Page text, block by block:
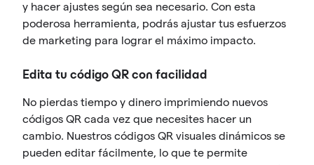
y hacer ajustes según sea necesario. Con esta
poderosa herramienta, podrás ajustar tus esfuerzos
de marketing para lograr el máximo impacto.
Edita tu código QR con facilidad
No pierdas tiempo y dinero imprimiendo nuevos
códigos QR cada vez que necesites hacer un
cambio. Nuestros códigos QR visuales dinámicos se
pueden editar fácilmente, lo que te permite